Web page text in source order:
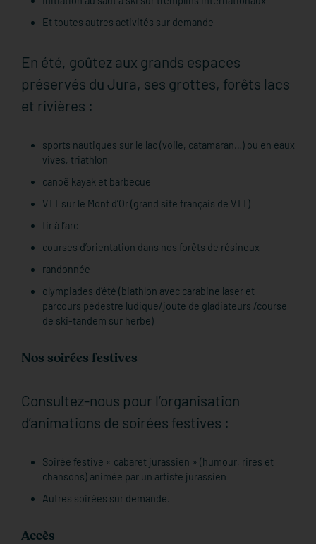
Et toutes autres activités sur demande
En été, goûtez aux grands espaces
préservés du Jura, ses grottes, forêts lacs
et rivières :
sports nautiques sur le lac (voile, catamaran…) ou en eaux
vives, triathlon
canoë kayak et barbecue
VTT sur le Mont d’Or (grand site français de VTT)
tir à l’arc
courses d’orientation dans nos forêts de résineux
randonnée
olympiades d’été (biathlon avec carabine laser et
parcours pédestre ludique/joute de gladiateurs /course
de ski-tandem sur herbe)
Nos soirées festives
Consultez-nous pour l’organisation
d’animations de soirées festives :
Soirée festive « cabaret jurassien » (humour, rires et
chansons) animée par un artiste jurassien
Autres soirées sur demande.
Accès